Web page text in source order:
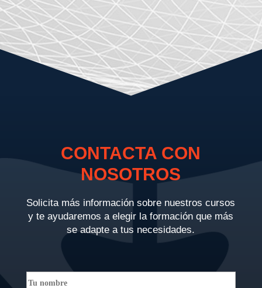
CONTACTA CON
NOSOTROS
Solicita más información sobre nuestros cursos
y te ayudaremos a elegir la formación que más
se adapte a tus necesidades.